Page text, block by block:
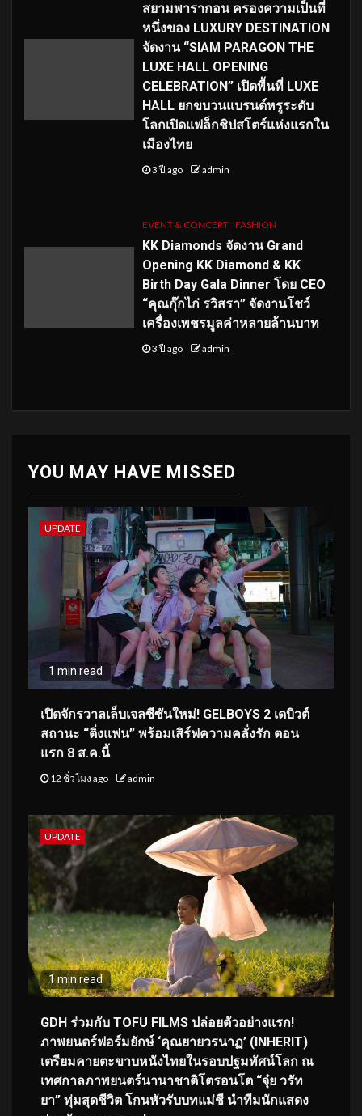
สยามพารากอน ครองความเป็นที่
หนึ่งของ LUXURY DESTINATION
จัดงาน “SIAM PARAGON THE
LUXE HALL OPENING
CELEBRATION” เปิดพื้นที่ LUXE
HALL ยกขบวนแบรนด์หรูระดับ
โลกเปิดแฟล็กชิปสโตร์แห่งแรกใน
เมืองไทย
3 ปี ago admin
EVENT & CONCERT FASHION
KK Diamonds จัดงาน Grand
Opening KK Diamond & KK
Birth Day Gala Dinner โดย CEO
“คุณกุ๊กไก่ รวิสรา” จัดงานโชว์
เครื่องเพชรมูลค่าหลายล้านบาท
3 ปี ago admin
YOU MAY HAVE MISSED
UPDATE
1 min read
เปิดจักรวาลเล็บเจลซีซันใหม่! GELBOYS 2 เดบิวต์
สถานะ “ติ่งแฟน” พร้อมเสิร์ฟความคลั่งรัก ตอน
แรก 8 ส.ค.นี้
12 ชั่วโมง ago admin
UPDATE
1 min read
GDH ร่วมกับ TOFU FILMS ปล่อยตัวอย่างแรก!
ภาพยนตร์ฟอร์มยักษ์ ‘คุณยายวรนาฏ’ (INHERIT)
เตรียมคายตะขาบหนังไทยในรอบปฐมทัศน์โลก ณ
เทศกาลภาพยนตร์นานาชาติโตรอนโต “จุ๋ย วรัท
ยา” ทุ่มสุดชีวิต โกนหัวรับบทแม่ชี นำทีมนักแสดง